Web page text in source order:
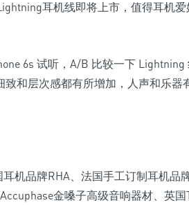
6s 试听，A/B 比较一下 Lightning
和层次感都有所增加，人声和乐器
机品牌RHA、法国手工订制耳机品
金嗓子高级音响器材、英国